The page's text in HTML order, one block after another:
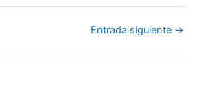
Entrada siguiente →